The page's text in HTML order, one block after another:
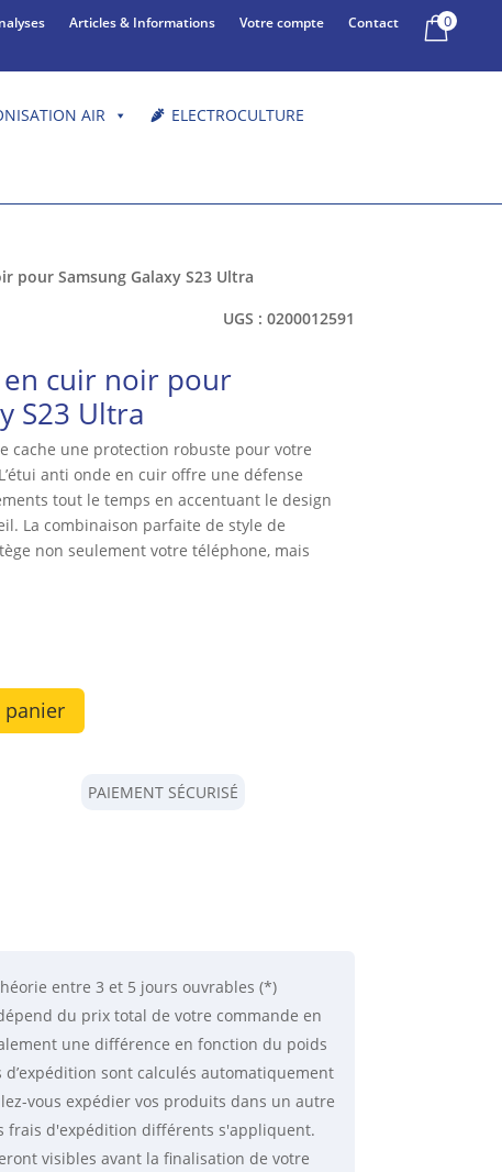
Articles & Informations Votre compte Contact 0
AIR ELECTROCULTURE
pour Samsung Galaxy S23 Ultra
UGS : 0200012591
cuir noir pour
S23 Ultra
cache une protection robuste pour votre
anti onde en cuir offre une défense
tout le temps en accentuant le design
La combinaison parfaite de style de
non seulement votre téléphone, mais
panier
PAIEMENT SÉCURISÉ
entre 3 et 5 jours ouvrables (*)
du prix total de votre commande en
une différence en fonction du poids
d’expédition sont calculés automatiquement
vous expédier vos produits dans un autre
frais d'expédition différents s'appliquent.
visibles avant la finalisation de votre